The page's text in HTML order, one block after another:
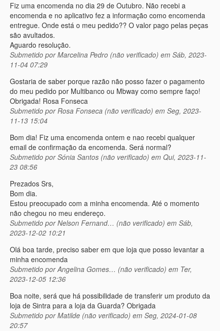
Fiz uma encomenda no dia 29 de Outubro. Não recebi a
encomenda e no aplicativo fez a informação como encomenda
entregue. Onde está o meu pedido?? O valor pago pelas peças
são avultados.
Aguardo resolução.
Submetido porMarcelina Pedro (não verificado) em Sáb, 2023-
11-04 07:29
Gostaria de saber porque razão não posso fazer o pagamento
do meu pedido por Multibanco ou Mbway como sempre faço!
Obrigada! Rosa Fonseca
Submetido porRosa Fonseca (não verificado) em Seg, 2023-
11-13 15:04
Bom dia! Fiz uma encomenda ontem e nao recebi qualquer
email de confirmação da encomenda. Será normal?
Submetido porSónia Santos (não verificado) em Qui, 2023-11-
23 08:56
Prezados Srs,
Bom dia.
Estou preocupado com a minha encomenda. Até o momento
não chegou no meu endereço.
Submetido porNelson Fernand… (não verificado) em Sáb,
2023-12-02 10:21
Olá boa tarde, preciso saber em que loja que posso levantar a
minha encomenda
Submetido porAngelina Gomes… (não verificado) em Ter,
2023-12-05 12:36
Boa noite, será que há possibilidade de transferir um produto da
loja de Sintra para a loja da Guarda? Obrigada
Submetido porMatilde (não verificado) em Seg, 2024-01-08
20:57